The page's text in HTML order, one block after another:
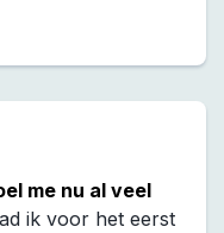
me nu al veel
ik voor het eerst